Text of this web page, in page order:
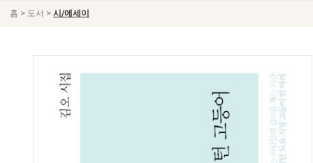
홈 > 도서 > 시/에세이